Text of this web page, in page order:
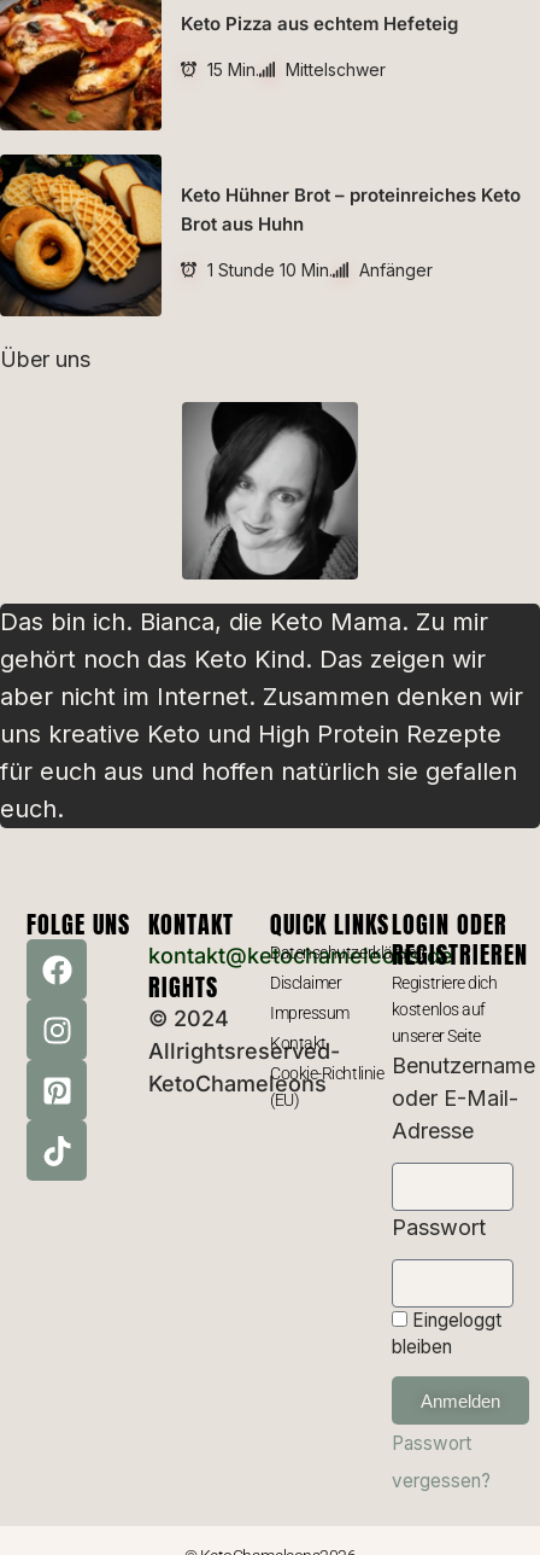
Keto Pizza aus echtem Hefeteig
15 Min. Mittelschwer
Keto Hühner Brot – proteinreiches Keto
Brot aus Huhn
1 Stunde 10 Min. Anfänger
Über uns
Das bin ich. Bianca, die Keto Mama. Zu mir
gehört noch das Keto Kind. Das zeigen wir
aber nicht im Internet. Zusammen denken wir
uns kreative Keto und High Protein Rezepte
für euch aus und hoffen natürlich sie gefallen
euch.
FOLGE UNS KONTAKT
kontakt@ketochameleons.de
RIGHTS
© 2024
Allrightsreserved-
KetoChameleons
QUICK LINKS
Datenschutzerklärung
Disclaimer
Impressum
Kontakt
Cookie-Richtlinie
(EU)
LOGIN ODER
REGISTRIEREN
Registriere dich
kostenlos auf
unserer Seite
Benutzername
oder E-Mail-
Adresse
Passwort
Eingeloggt
bleiben
Anmelden
Passwort
vergessen?